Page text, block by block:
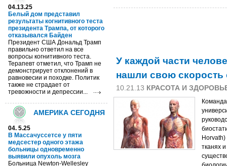
04.13.25
Белый дом представил
результаты когнитивного теста
президента Трампа, от которого
отказывался Байден
Президент США Дональд Трамп
правильно ответил на все
вопросы когнитивного теста.
Терапевт отметил, что Трамп не
демонстрирует отклонений в
равновесии и походке. Политик
также не страдает от
тревожности и депрессии...
АМЕРИКА СЕГОДНЯ
04. 5.25
В Массачуссетсе у пяти
медсестер одного этажа
больницы одновременно
выявили опухоль мозга
Больница Newton-Wellesley
У каждой части
нашли свою скорость
10.21.13 КРАСОТА И
тканях